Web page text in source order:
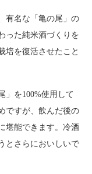
有名な「亀の尾」の
った純米酒づくりを
培を復活させたこと
を100%使用して
ですが、飲んだ後の
堪能できます。冷酒
とさらにおいしいで